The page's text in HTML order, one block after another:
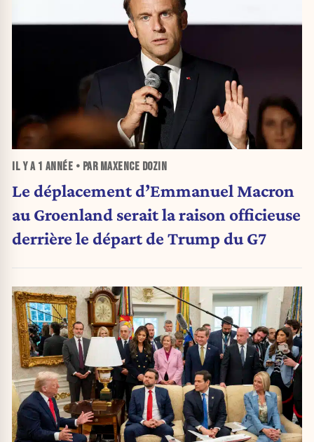
IL Y A 1 ANNÉE • PAR MAXENCE DOZIN
Le déplacement d’Emmanuel Macron
au Groenland serait la raison officieuse
derrière le départ de Trump du G7